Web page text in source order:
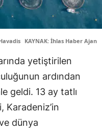
KAYNAK: İhlas Haber Ajansı
yetiştirilen
ardından
geldi. 13 ay tatlı
Karadeniz’in
dünya